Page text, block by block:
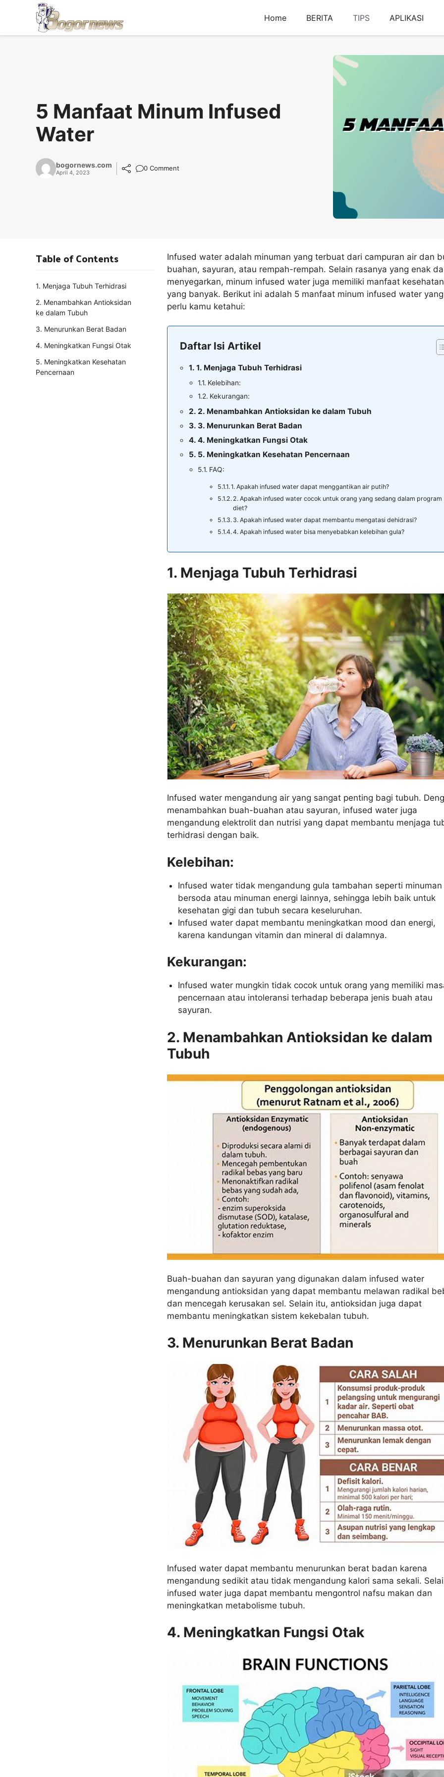
Home BERITA TIPS APLIKASI
5 Manfaat Minum Infused
Water
bogornews.com
April 4, 2023
0 Comment
Infused water adalah minuman yang terbuat dari campuran air dan
buahan, sayuran, atau rempah-rempah. Selain rasanya yang enak
menyegarkan, minum infused water juga memiliki manfaat kesehatan
yang banyak. Berikut ini adalah 5 manfaat minum infused water yang
perlu kamu ketahui:
Daftar Isi Artikel
1. Menjaga Tubuh Terhidrasi
Kelebihan:
Kekurangan:
2. Menambahkan Antioksidan ke dalam Tubuh
3. Menurunkan Berat Badan
4. Meningkatkan Fungsi Otak
5. Meningkatkan Kesehatan Pencernaan
FAQ:
1. Apakah infused water dapat menggantikan air putih?
2. Apakah infused water cocok untuk orang yang sedang dalam program
diet?
3. Apakah infused water dapat membantu mengatasi dehidrasi?
4. Apakah infused water bisa menyebabkan kelebihan gula?
1. Menjaga Tubuh Terhidrasi
Infused water mengandung air yang sangat penting bagi tubuh.
menambahkan buah-buahan atau sayuran, infused water juga
mengandung elektrolit dan nutrisi yang dapat membantu menjaga
terhidrasi dengan baik.
Kelebihan:
Infused water tidak mengandung gula tambahan seperti minuman
bersoda atau minuman energi lainnya, sehingga lebih baik untuk
kesehatan gigi dan tubuh secara keseluruhan.
Infused water dapat membantu meningkatkan mood dan energi,
karena kandungan vitamin dan mineral di dalamnya.
Kekurangan:
Infused water mungkin tidak cocok untuk orang yang memiliki
pencernaan atau intoleransi terhadap beberapa jenis buah atau
sayuran.
2. Menambahkan Antioksidan ke dalam
Tubuh
Buah-buahan dan sayuran yang digunakan dalam infused water
mengandung antioksidan yang dapat membantu melawan radikal
dan mencegah kerusakan sel. Selain itu, antioksidan juga dapat
membantu meningkatkan sistem kekebalan tubuh.
3. Menurunkan Berat Badan
Infused water dapat membantu menurunkan berat badan karena
mengandung sedikit atau tidak mengandung kalori sama sekali.
infused water juga dapat membantu mengontrol nafsu makan dan
meningkatkan metabolisme tubuh.
4. Meningkatkan Fungsi Otak
Table of Contents
1. Menjaga Tubuh Terhidrasi
2. Menambahkan Antioksidan
ke dalam Tubuh
3. Menurunkan Berat Badan
4. Meningkatkan Fungsi Otak
5. Meningkatkan Kesehatan
Pencernaan